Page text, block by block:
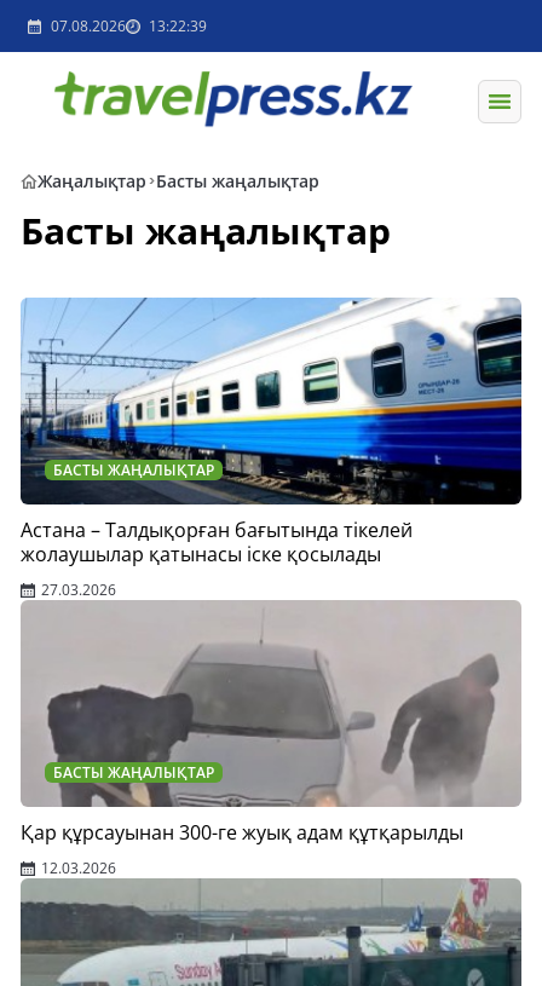
07.08.2026 13:22:39
Жаңалықтар Басты жаңалықтар
Басты жаңалықтар
БАСТЫ ЖАҢАЛЫҚТАР
Астана – Талдықорған бағытында тікелей
жолаушылар қатынасы іске қосылады
27.03.2026
БАСТЫ ЖАҢАЛЫҚТАР
Қар құрсауынан 300-ге жуық адам құтқарылды
12.03.2026